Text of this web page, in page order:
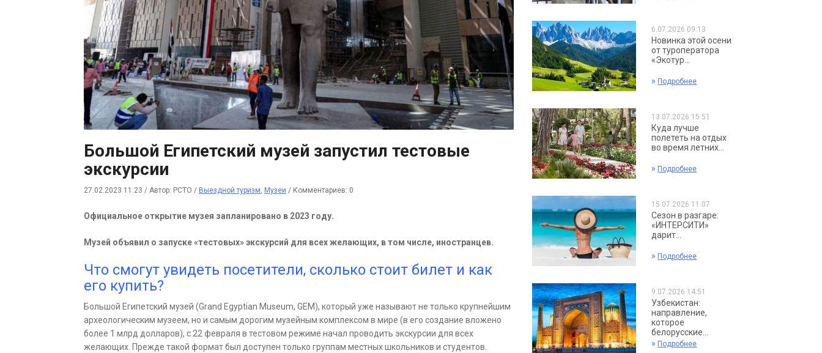
Большой Египетский музей запустил тестовые
экскурсии
27.02.2023 11:23 / Автор: РСТО / Выездной туризм, Музеи / Комментариев: 0
Официальное открытие музея запланировано в 2023 году.
Музей объявил о запуске «тестовых» экскурсий для всех желающих, в том числе, иностранцев.
Что смогут увидеть посетители, сколько стоит билет и как
его купить?
Большой Египетский музей (Grand Egyptian Museum, GEM), который уже называют не только крупнейшим
археологическим музеем, но и самым дорогим музейным комплексом в мире (в его создание вложено
более 1 млрд долларов), с 22 февраля в тестовом режиме начал проводить экскурсии для всех
желающих. Прежде такой формат был доступен только группам местных школьников и студентов.
6.07.2026 09:13
Новинка этой осени
от туроператора
«Экотур...
» Подробнее
13.07.2026 15:51
Куда лучше
полететь на отдых
во время летних...
» Подробнее
15.07.2026 11:07
Сезон в разгаре:
«ИНТЕРСИТИ»
дарит...
» Подробнее
9.07.2026 14:51
Узбекистан:
направление,
которое
белорусские...
» Подробнее